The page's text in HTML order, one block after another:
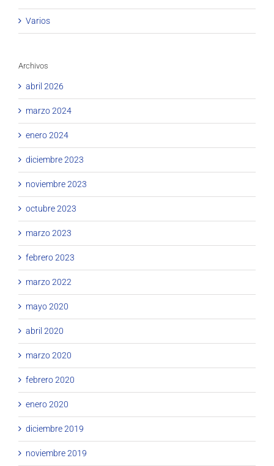
Varios
Archivos
abril 2026
marzo 2024
enero 2024
diciembre 2023
noviembre 2023
octubre 2023
marzo 2023
febrero 2023
marzo 2022
mayo 2020
abril 2020
marzo 2020
febrero 2020
enero 2020
diciembre 2019
noviembre 2019